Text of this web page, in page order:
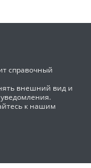
справочный
внешний вид и
уведомления.
к нашим